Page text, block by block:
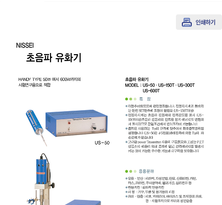
화상카메라